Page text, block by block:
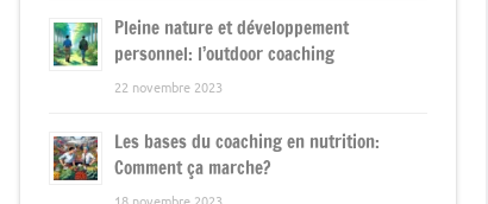
Pleine nature et développement
personnel: l’outdoor coaching
22 novembre 2023
Les bases du coaching en nutrition:
Comment ça marche?